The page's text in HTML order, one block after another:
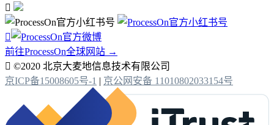


前往ProcessOn全球网站 →
 ©2020 北京大麦地信息技术有限公司
京ICP备15008605号-1 | 京公网安备 11010802033154号